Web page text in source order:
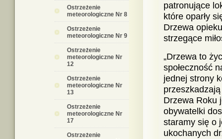
Ostrzeżenie
meteorologiczne Nr 8
Ostrzeżenie
meteorologiczne Nr 9
Ostrzeżenie
meteorologiczne Nr
12
Ostrzeżenie
meteorologiczne Nr
13
Ostrzeżenie
meteorologiczne Nr
17
Ostrzeżenie
patronujące
które oparły
Drzewa
strzegące
„Drzewa to
społeczność
jednej strony
Drzewa Roku
obywatelki
staramy się o
ukochanych